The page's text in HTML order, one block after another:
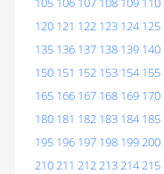
120 121 122 123 124 125
135 136 137 138 139 140
150 151 152 153 154 155
165 166 167 168 169 170
180 181 182 183 184 185
195 196 197 198 199200
210211 212213214215